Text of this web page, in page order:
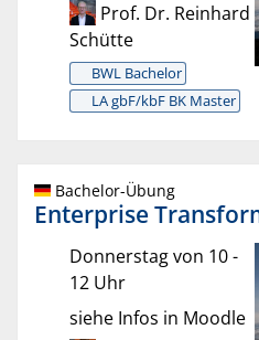
Prof. Dr. Reinhard
Schütte
BWL Bachelor
LA gbF/kbF BK Master
Bachelor-Übung
Enterprise
Donnerstag von 10 -
12 Uhr
siehe Infos in Moodle